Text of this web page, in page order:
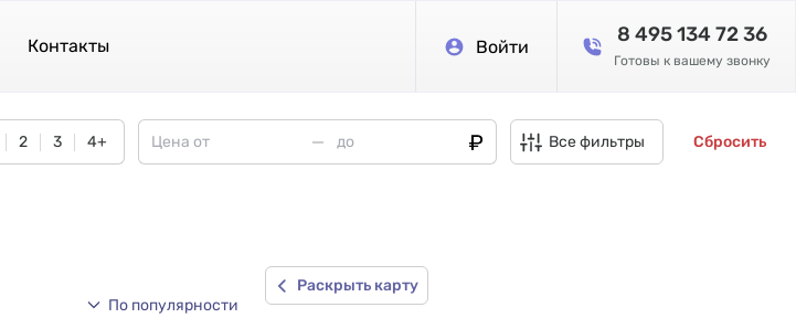
Контакты Войти
8 495 134 72 36
Готовы к вашему звонку
2 3 4+ Все фильтры Сбросить
Раскрыть карту
По популярности